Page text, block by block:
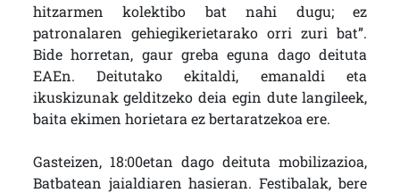
hitzarmen kolektibo bat nahi dugu; ez
patronalaren gehiegikerietarako orri zuri bat”.
Bide horretan, gaur greba eguna dago deituta
EAEn. Deitutako ekitaldi, emanaldi eta
ikuskizunak gelditzeko deia egin dute langileek,
baita ekimen horietara ez bertaratzekoa ere.
Gasteizen, 18:00etan dago deituta mobilizazioa,
Batbatean jaialdiaren hasieran. Festibalak, bere